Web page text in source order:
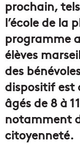
prochain,
l’école de la
programme
élèves
des
dispositif est
âgés de 8 à
notamment
citoyenneté.